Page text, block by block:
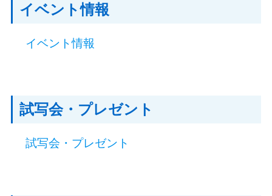
イベント情報
イベント情報
試写会・プレゼント
試写会・プレゼント